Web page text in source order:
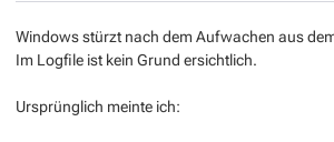
Windows stürzt nach dem Aufwachen aus
Im Logfile ist kein Grund ersichtlich.
Ursprünglich meinte ich: